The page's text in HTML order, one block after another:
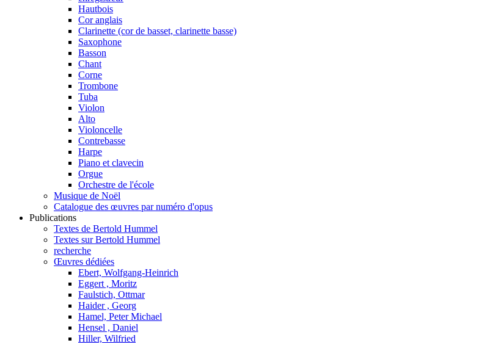
Hautbois
Cor anglais
Clarinette (cor de basset, clarinette basse)
Saxophone
Basson
Chant
Corne
Trombone
Tuba
Violon
Alto
Violoncelle
Contrebasse
Harpe
Piano et clavecin
Orgue
Orchestre de l'école
Musique de Noël
Catalogue des œuvres par numéro d'opus
Publications
Textes de Bertold Hummel
Textes sur Bertold Hummel
recherche
Œuvres dédiées
Ebert, Wolfgang-Heinrich
Eggert , Moritz
Faulstich, Ottmar
Haider , Georg
Hamel, Peter Michael
Hensel , Daniel
Hiller, Wilfried